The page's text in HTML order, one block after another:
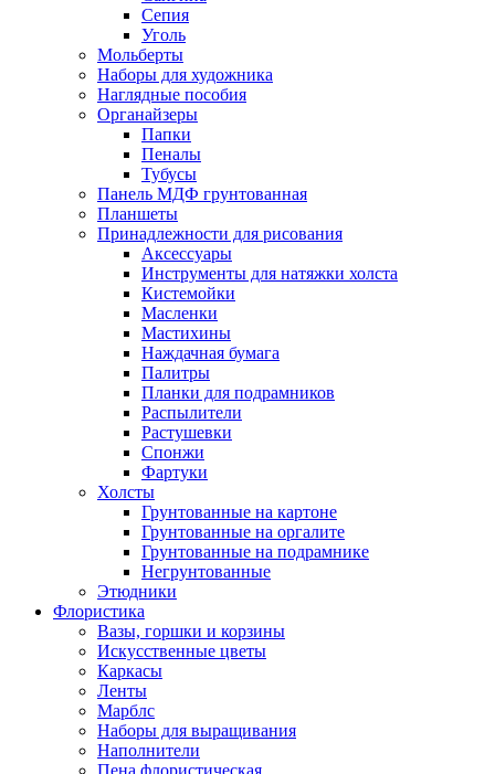
Сепия
Уголь
Мольберты
Наборы для художника
Наглядные пособия
Органайзеры
Папки
Пеналы
Тубусы
Панель МДФ грунтованная
Планшеты
Принадлежности для рисования
Аксессуары
Инструменты для натяжки холста
Кистемойки
Масленки
Мастихины
Наждачная бумага
Палитры
Планки для подрамников
Распылители
Растушевки
Спонжи
Фартуки
Холсты
Грунтованные на картоне
Грунтованные на оргалите
Грунтованные на подрамнике
Негрунтованные
Этюдники
Флористика
Вазы, горшки и корзины
Искусственные цветы
Каркасы
Ленты
Марблс
Наборы для выращивания
Наполнители
Пена флористическая